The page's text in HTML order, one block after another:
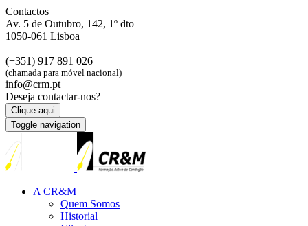
Contactos
Av. 5 de Outubro, 142, 1º dto
1050-061 Lisboa
(+351) 917 891 026
(chamada para móvel nacional)
info@crm.pt
Deseja contactar-nos?
Clique aqui
Toggle navigation
A CR&M
Quem Somos
Historial